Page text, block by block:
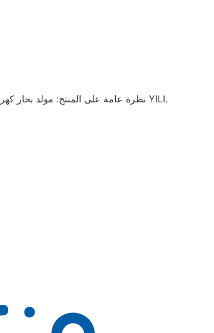
- نظرة عامة على المنتج: مولد بخار كهربائي مخصص بجودة عالية وخدمة جيدة من YILI.